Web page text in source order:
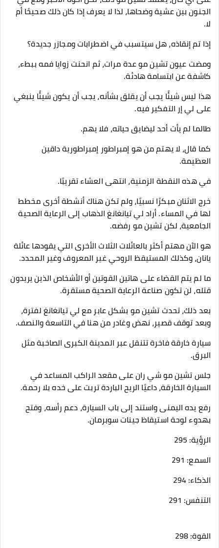
الجنون بين عشية وضحاها، لذا لا يعرف إذا كان ذلك صحيحًا أم
لا.
إذا تم إنقاذه، هل سيتسبب في اضطرابات ومجازر جديدة؟
ومضت عيون تشين مو عدة مرات، ثم انحنت زوايا فمه ببطء،
كاشفة عن ابتسامة هادئة.
هذا ليس شيئًا يجب أن يقلق بشأنه، يجب أن يكون شيئًا ينبغي
على لي إر التفكير فيه.
طالما لم يأت أحد ليضايق حياته، فلا يهم.
كما قال، لا يهتم من هو إمبراطور إمبراطورية داقين
العظيمة.
في هذه النقطة الزمنية، انتهى العشاء تقريبًا.
خرج الاثنان مبكرًا نسبيًا، ولم تكن هناك أنشطة أخرى مخطط
لها في المساء. أراد لي تيانغانغ الذهاب إلى الرعاية الصحية
الجامعية، لكن تشين مو رفضه.
هو الآن مهتم أكثر بالعائلات الثلاث الأخرى التي يقودها عائلة
يانان، وكذلك المستيقظ الروحي غير المعروف وغير المحدد.
ما لم يتم القضاء على هاتين القوتين أو الأشخاص الذين يريدون
قتله، لن تكون صناعة الرعاية الصحية مستقرة.
بعد ذلك، تحدث تشين مو بشكل عابر مع لي تيانغانغ لفترة،
وبعد توقف قصير، نهض وغادر من هنا في التاسعة والنصف.
سيارة خارقة فاخرة تتنقل عبر المدينة الكبرى الصاخبة مثل
البرق.
جلس تشين مو شي ران على مقعد الراكب المساعد في
السيارة الخارقة، داعيًا الريح الباردة تربت على خده بلا رحمة.
رفع يده اليمنى واستند إلى باب السيارة، دعم رأسه، وفتح
بهدوء لوحة استيقاظ جينات سوبرمان.
الرؤية: 295
السمع: 291
الذكاء: 294
التنفس: 291
القوة: 298